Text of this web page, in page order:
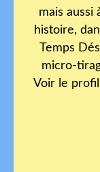
mais aussi
histoire,
Temps
micro-
Voir le